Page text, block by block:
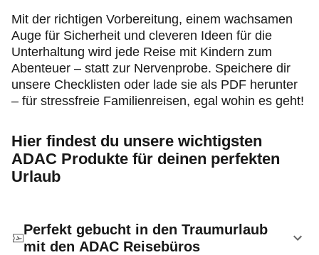
Mit der richtigen Vorbereitung, einem wachsamen
Auge für Sicherheit und cleveren Ideen für die
Unterhaltung wird jede Reise mit Kindern zum
Abenteuer – statt zur Nervenprobe. Speichere dir
unsere Checklisten oder lade sie als PDF herunter
– für stressfreie Familienreisen, egal wohin es geht!
Hier findest du unsere wichtigsten
ADAC Produkte für deinen perfekten
Urlaub
Perfekt gebucht in den Traumurlaub
mit den ADAC Reisebüros